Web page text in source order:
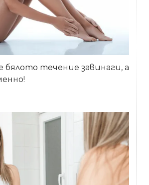
бялото течение завинаги, а